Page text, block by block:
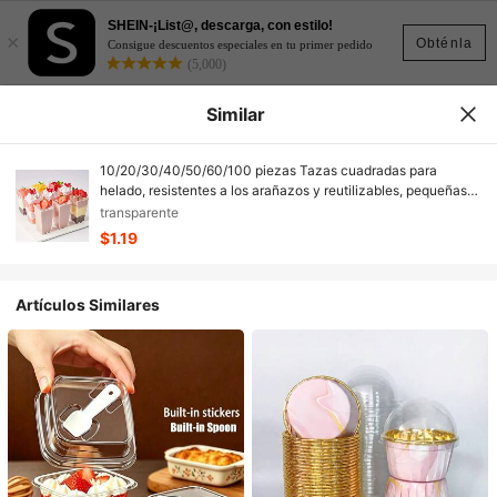
Obténla
×
SHEIN-¡List@, descarga, con estilo!
Consigue descuentos especiales en tu primer pedido
(5,000)
Similar
10/20/30/40/50/60/100 piezas Tazas cuadradas para
helado, resistentes a los arañazos y reutilizables, pequeñas
tazas para mousse y postres, tazas transparentes para tartas
adecuadas para helado, postres, fiestas al aire libre, etc.
transparente
$1.19
Artículos Similares